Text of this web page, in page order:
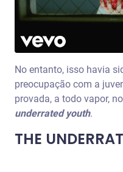
No entanto, isso havia
preocupação com a
provada, a todo vapor,
underrated youth.
THE